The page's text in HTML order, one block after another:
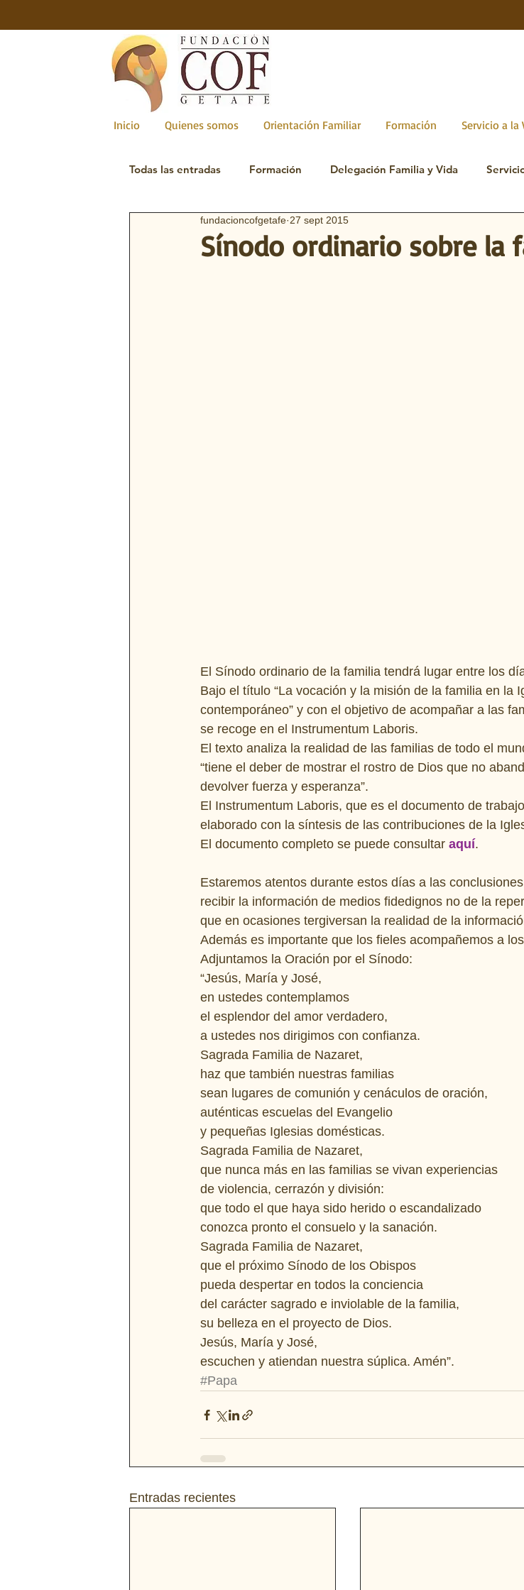
Inicio Quienes somos Orientación Familiar Formación Servicio a la
Todas las entradas Formación Delegación Familia y Vida
Naprotecnología
Sínodo ordinario sobre la
fundacioncofgetafe 27 sept 2015
El Sínodo ordinario de la familia tendrá lugar entre los
Bajo el título “La vocación y la misión de la familia en la
contemporáneo” y con el objetivo de acompañar a las
se recoge en el Instrumentum Laboris.
El texto analiza la realidad de las familias de todo el
“tiene el deber de mostrar el rostro de Dios que no
devolver fuerza y esperanza”.
El Instrumentum Laboris, que es el documento de
elaborado con la síntesis de las contribuciones de la
El documento completo se puede consultar aquí.
Estaremos atentos durante estos días a las
recibir la información de medios fidedignos no de la
que en ocasiones tergiversan la realidad de la
Además es importante que los fieles acompañemos a
Adjuntamos la Oración por el Sínodo:
“Jesús, María y José,
en ustedes contemplamos
el esplendor del amor verdadero,
a ustedes nos dirigimos con confianza.
Sagrada Familia de Nazaret,
haz que también nuestras familias
sean lugares de comunión y cenáculos de oración,
auténticas escuelas del Evangelio
y pequeñas Iglesias domésticas.
Sagrada Familia de Nazaret,
que nunca más en las familias se vivan experiencias
de violencia, cerrazón y división:
que todo el que haya sido herido o escandalizado
conozca pronto el consuelo y la sanación.
Sagrada Familia de Nazaret,
que el próximo Sínodo de los Obispos
pueda despertar en todos la conciencia
del carácter sagrado e inviolable de la familia,
su belleza en el proyecto de Dios.
Jesús, María y José,
escuchen y atiendan nuestra súplica. Amén”.
#Papa
Entradas recientes